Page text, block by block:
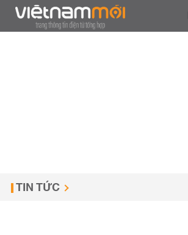
TIN TỨC